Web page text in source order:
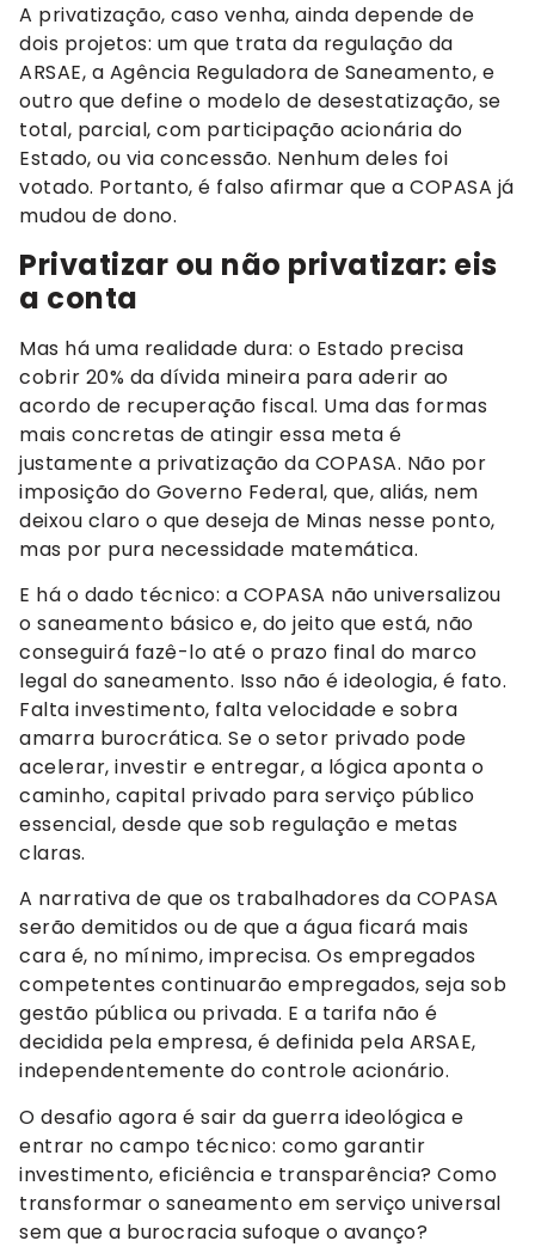
A privatização, caso venha, ainda depende de
dois projetos: um que trata da regulação da
ARSAE, a Agência Reguladora de Saneamento, e
outro que define o modelo de desestatização, se
total, parcial, com participação acionária do
Estado, ou via concessão. Nenhum deles foi
votado. Portanto, é falso afirmar que a COPASA já
mudou de dono.
Privatizar ou não privatizar: eis
a conta
Mas há uma realidade dura: o Estado precisa
cobrir 20% da dívida mineira para aderir ao
acordo de recuperação fiscal. Uma das formas
mais concretas de atingir essa meta é
justamente a privatização da COPASA. Não por
imposição do Governo Federal, que, aliás, nem
deixou claro o que deseja de Minas nesse ponto,
mas por pura necessidade matemática.
E há o dado técnico: a COPASA não universalizou
o saneamento básico e, do jeito que está, não
conseguirá fazê-lo até o prazo final do marco
legal do saneamento. Isso não é ideologia, é fato.
Falta investimento, falta velocidade e sobra
amarra burocrática. Se o setor privado pode
acelerar, investir e entregar, a lógica aponta o
caminho, capital privado para serviço público
essencial, desde que sob regulação e metas
claras.
A narrativa de que os trabalhadores da COPASA
serão demitidos ou de que a água ficará mais
cara é, no mínimo, imprecisa. Os empregados
competentes continuarão empregados, seja sob
gestão pública ou privada. E a tarifa não é
decidida pela empresa, é definida pela ARSAE,
independentemente do controle acionário.
O desafio agora é sair da guerra ideológica e
entrar no campo técnico: como garantir
investimento, eficiência e transparência? Como
transformar o saneamento em serviço universal
sem que a burocracia sufoque o avanço?